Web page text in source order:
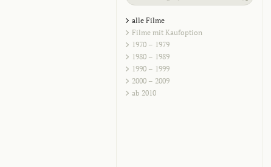
alle Filme
Filme mit Kaufoption
1970 – 1979
1980 – 1989
1990 – 1999
2000 – 2009
ab 2010